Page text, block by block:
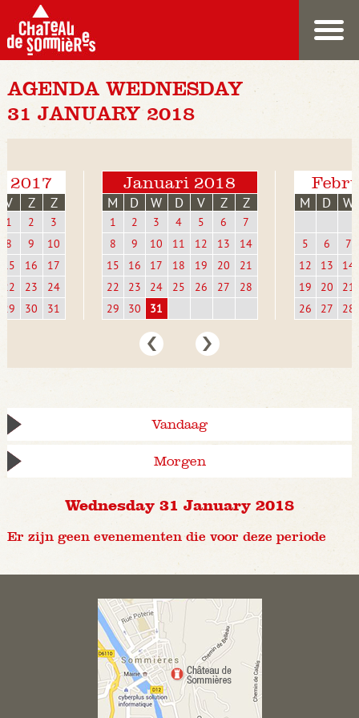
AGENDA WEDNESDAY
31 JANUARY 2018
2017
V Z Z
1 2
3
8
9
10
15
16
17
22
23
24
29
30 31
Januari 2018
M D W D V Z Z
1 2 3 4 5 6
7
8
9 10 11 12 13
14
15
16 17 18 19 20
21
22
23 24 25 26 27
28
29
30 31
M D W
5 6
7
12
13
14
19
20
21
26
27 28
Vandaag
Morgen
Wednesday 31 January 2018
Er zijn geen evenementen die voor deze periode